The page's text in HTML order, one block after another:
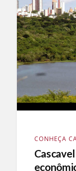
CONHEÇA